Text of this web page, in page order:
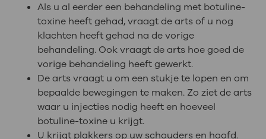
Als u al eerder een behandeling met botuline-
toxine heeft gehad, vraagt de arts of u nog
klachten heeft gehad na de vorige
behandeling. Ook vraagt de arts hoe goed de
vorige behandeling heeft gewerkt.
De arts vraagt u om een stukje te lopen en om
bepaalde bewegingen te maken. Zo ziet de arts
waar u injecties nodig heeft en hoeveel
botuline-toxine u krijgt.
U krijgt plakkers op uw schouders en hoofd.